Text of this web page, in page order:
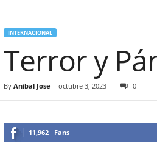
INTERNACIONAL
Terror y
By Anibal Jose - octubre 3, 2023 0
11,962 Fans